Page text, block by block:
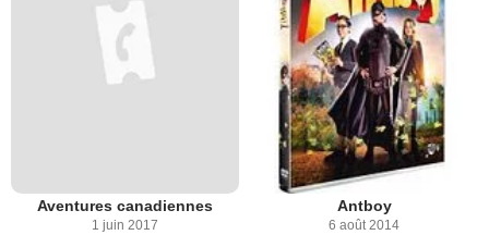
Aventures canadiennes
1 juin 2017
Antboy
6 août 2014